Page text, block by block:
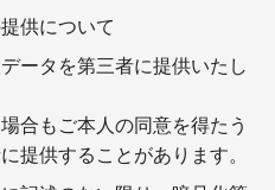
供について
ータを第三者に提供いたし
合もご本人の同意を得たう
提供することがあります。